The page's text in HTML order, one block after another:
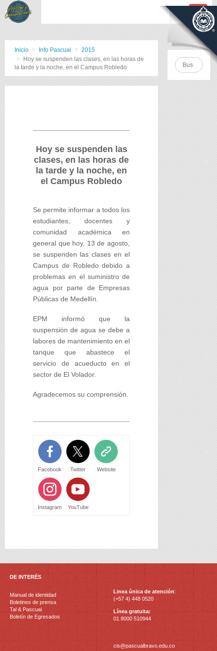
Inicio Info Pascual
2015
Hoy se suspenden las clases, en las horas de
la tarde y la noche, en el Campus Robledo
Hoy se suspenden las
clases, en las horas de
la tarde y la noche, en
el Campus Robledo
Se permite informar a todos los
estudiantes, docentes y
comunidad académica en
general que hoy, 13 de agosto,
se suspenden las clases en el
Campus de Robledo debido a
problemas en el suministro de
agua por parte de Empresas
Públicas de Medellín.
EPM informó que la
suspensión de agua se debe a
labores de mantenimiento en el
tanque que abastece el
servicio de acueducto en el
sector de El Volador.
Agradecemos su comprensión.
Facebook Twitter Website
Instagram YouTube
DE INTERÉS
Manual de identidad
Boletines de prensa
Tal & Pascual
Boletín de Egresados
Linea única de atención:
(+57 4) 448 0520
Línea gratuita:
01 8000 510944
cis@pascualbravo.edu.co